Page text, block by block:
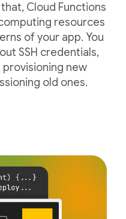
Cloud Functions
resources
of your app. You
SSH credentials,
new
old ones.